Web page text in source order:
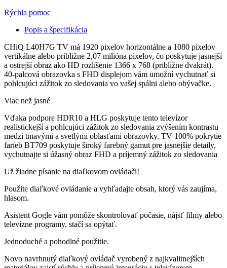
Rýchla pomoc
Popis a špecifikácia
CHiQ L40H7G TV má 1920 pixelov horizontálne a 1080 pixelov
vertikálne alebo približne 2,07 milióna pixelov, čo poskytuje jasnejší
a ostrejší obraz ako HD rozlíšenie 1366 x 768 (približne dvakrát).
40-palcová obrazovka s FHD displejom vám umožní vychutnať si
pohlcujúci zážitok zo sledovania vo vašej spálni alebo obývačke.
Viac než jasné
Vďaka podpore HDR10 a HLG poskytuje tento televízor
realistickejší a pohlcujúci zážitok zo sledovania zvýšením kontrastu
medzi tmavými a svetlými oblasťami obrazovky. TV 100% pokrytie
farieb BT709 poskytuje široký farebný gamut pre jasnejšie detaily,
vychutnajte si úžasný obraz FHD a príjemný zážitok zo sledovania
Už žiadne písanie na diaľkovom ovládači!
Použite diaľkové ovládanie a vyhľadajte obsah, ktorý vás zaujíma,
hlasom.
Asistent Gogle vám pomôže skontrolovať počasie, nájsť filmy alebo
televízne programy, stačí sa opýtať.
Jednoduché a pohodlné použitie.
Novo navrhnutý diaľkový ovládač vyrobený z najkvalitnejších